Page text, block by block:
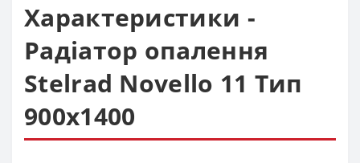
Характеристики -
Радіатор опалення
Stelrad Novello 11 Тип
900х1400